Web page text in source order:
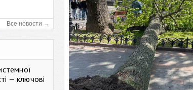
Все новости →
— ключові